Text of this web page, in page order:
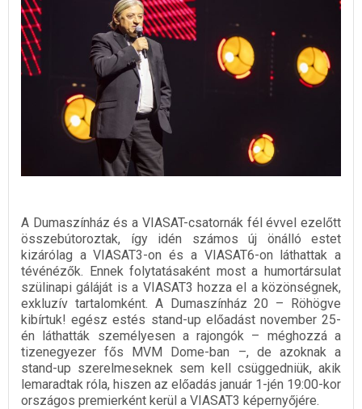
A Dumaszínház és a VIASAT-csatornák fél évvel ezelőtt
összebútoroztak, így idén számos új önálló estet
kizárólag a VIASAT3-on és a VIASAT6-on láthattak a
tévénézők. Ennek folytatásaként most a humortársulat
szülinapi gáláját is a VIASAT3 hozza el a közönségnek,
exkluzív tartalomként. A Dumaszínház 20 – Röhögve
kibírtuk! egész estés stand-up előadást november 25-
én láthatták személyesen a rajongók – méghozzá a
tizenegyezer fős MVM Dome-ban –, de azoknak a
stand-up szerelmeseknek sem kell csüggedniük, akik
lemaradtak róla, hiszen az előadás január 1-jén 19:00-kor
országos premierként kerül a VIASAT3 képernyőjére.